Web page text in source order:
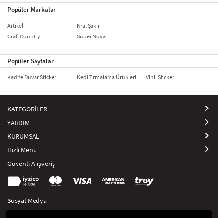
Popüler Markalar
Artikel
Craft Country
Kral Şakir
Super Nova
Popüler Sayfalar
Kadife Duvar Sticker Kedi Tırmalama Ürünleri Vinil Sticker
KATEGORİLER
YARDIM
KURUMSAL
Hızlı Menü
Güvenli Alışveriş
Sosyal Medya